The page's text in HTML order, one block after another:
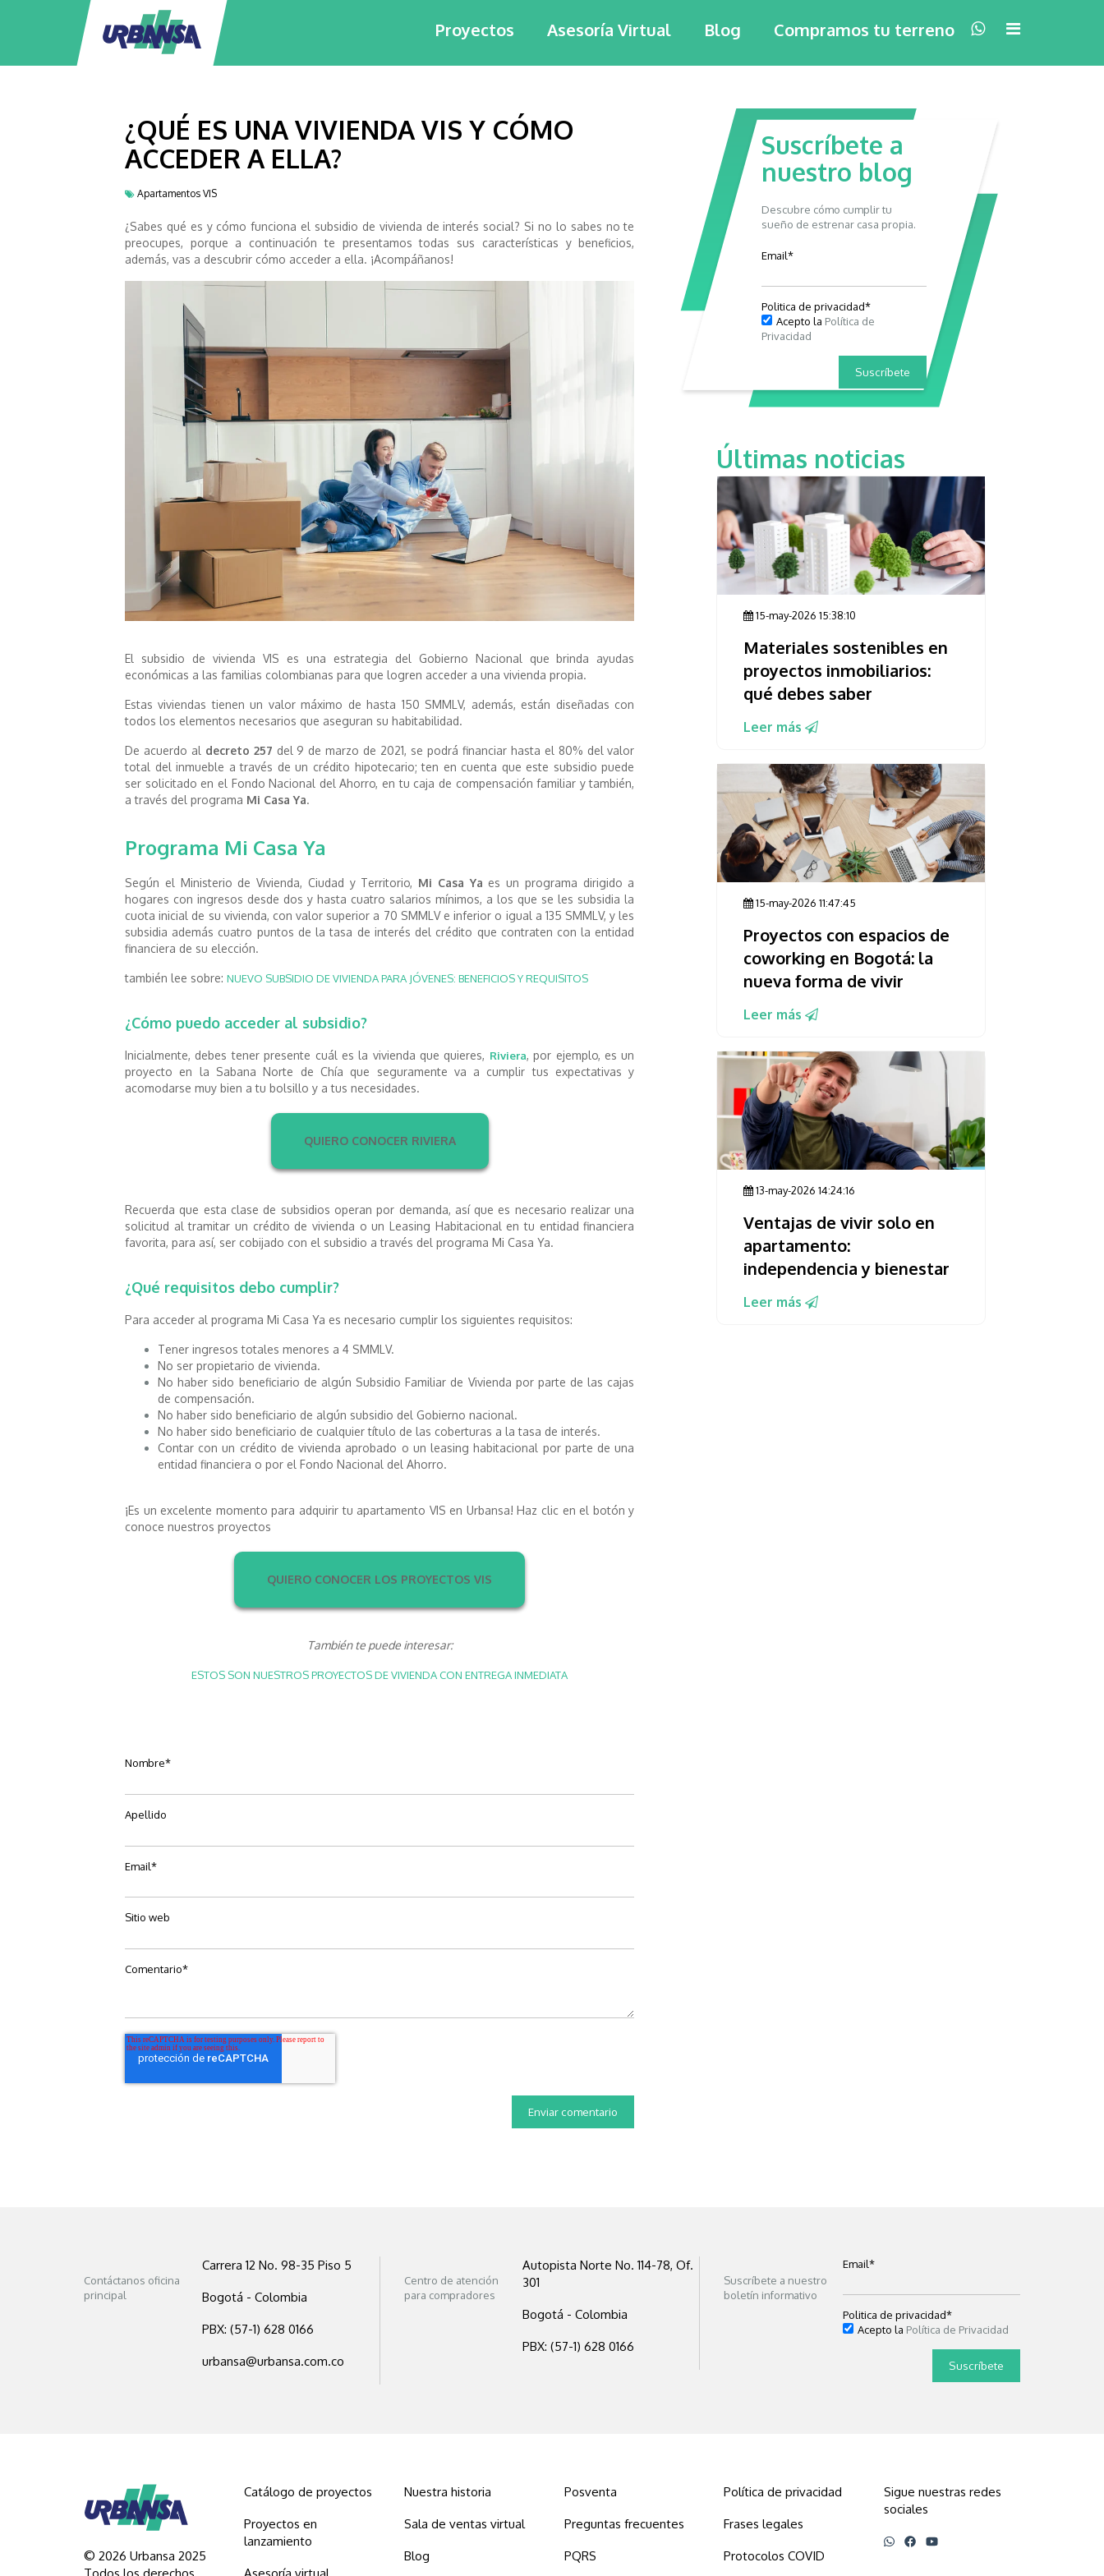
Proyectos Asesoría Virtual Blog Compramos tu terreno
¿QUÉ ES UNA VIVIENDA VIS Y CÓMO
ACCEDER A ELLA?
Apartamentos VIS
¿Sabes qué es y cómo funciona el subsidio de vivienda de interés social? Si no lo sabes no te
preocupes, porque a continuación te presentamos todas sus características y beneficios,
además, vas a descubrir cómo acceder a ella. ¡Acompáñanos!
El subsidio de vivienda VIS es una estrategia del Gobierno Nacional que brinda ayudas
económicas a las familias colombianas para que logren acceder a una vivienda propia.
Estas viviendas tienen un valor máximo de hasta 150 SMMLV, además, están diseñadas con
todos los elementos necesarios que aseguran su habitabilidad.
De acuerdo al decreto 257 del 9 de marzo de 2021, se podrá financiar hasta el 80% del valor
total del inmueble a través de un crédito hipotecario; ten en cuenta que este subsidio puede
ser solicitado en el Fondo Nacional del Ahorro, en tu caja de compensación familiar y también,
a través del programa Mi Casa Ya.
Programa Mi Casa Ya
Según el Ministerio de Vivienda, Ciudad y Territorio, Mi Casa Ya es un programa dirigido a
hogares con ingresos desde dos y hasta cuatro salarios mínimos, a los que se les subsidia la
cuota inicial de su vivienda, con valor superior a 70 SMMLV e inferior o igual a 135 SMMLV, y les
subsidia además cuatro puntos de la tasa de interés del crédito que contraten con la entidad
financiera de su elección.
también lee sobre: NUEVO SUBSIDIO DE VIVIENDA PARA JÓVENES: BENEFICIOS Y REQUISITOS
¿Cómo puedo acceder al subsidio?
Inicialmente, debes tener presente cuál es la vivienda que quieres, Riviera, por ejemplo, es un
proyecto en la Sabana Norte de Chía que seguramente va a cumplir tus expectativas y
acomodarse muy bien a tu bolsillo y a tus necesidades.
QUIERO CONOCER RIVIERA
Recuerda que esta clase de subsidios operan por demanda, así que es necesario realizar una
solicitud al tramitar un crédito de vivienda o un Leasing Habitacional en tu entidad financiera
favorita, para así, ser cobijado con el subsidio a través del programa Mi Casa Ya.
¿Qué requisitos debo cumplir?
Para acceder al programa Mi Casa Ya es necesario cumplir los siguientes requisitos:
Tener ingresos totales menores a 4 SMMLV.
No ser propietario de vivienda.
No haber sido beneficiario de algún Subsidio Familiar de Vivienda por parte de las cajas
de compensación.
No haber sido beneficiario de algún subsidio del Gobierno nacional.
No haber sido beneficiario de cualquier título de las coberturas a la tasa de interés.
Contar con un crédito de vivienda aprobado o un leasing habitacional por parte de una
entidad financiera o por el Fondo Nacional del Ahorro.
¡Es un excelente momento para adquirir tu apartamento VIS en Urbansa! Haz clic en el botón y
conoce nuestros proyectos
QUIERO CONOCER LOS PROYECTOS VIS
También te puede interesar:
ESTOS SON NUESTROS PROYECTOS DE VIVIENDA CON ENTREGA INMEDIATA
Nombre*
Apellido
Email*
Sitio web
Comentario*
Suscríbete a
nuestro blog
Descubre cómo cumplir tu
sueño de estrenar casa propia.
Email*
Politica de privacidad*
Acepto la Política de
Privacidad
Últimas noticias
15-may-2026 15:38:10
Materiales sostenibles en
proyectos inmobiliarios:
qué debes saber
Leer más
15-may-2026 11:47:45
Proyectos con espacios de
coworking en Bogotá: la
nueva forma de vivir
Leer más
13-may-2026 14:24:16
Ventajas de vivir solo en
apartamento:
independencia y bienestar
Leer más
Contáctanos oficina
principal
Carrera 12 No. 98-35 Piso 5
Bogotá - Colombia
PBX: (57-1) 628 0166
urbansa@urbansa.com.co
Centro de atención
para compradores
Autopista Norte No. 114-78, Of.
301
Bogotá - Colombia
PBX: (57-1) 628 0166
Suscríbete a nuestro
boletín informativo
Email*
Politica de privacidad*
Acepto la Política de Privacidad
© 2026 Urbansa 2025
Catálogo de proyectos
Proyectos en
lanzamiento
Nuestra historia
Sala de ventas virtual
Blog
Posventa
Preguntas frecuentes
PQRS
Política de privacidad
Frases legales
Protocolos COVID
Sigue nuestras redes
sociales